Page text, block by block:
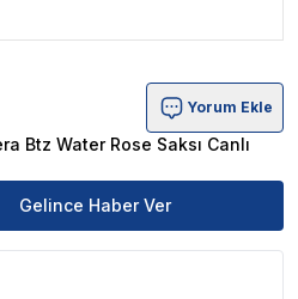
Saksı Canlı Bitki Ürün
Yorum Ekle
Btz Water Rose Saksı Canlı
Gelince Haber Ver